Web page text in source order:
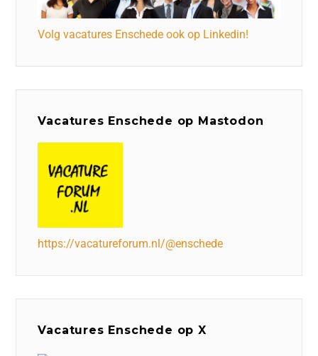
Volg vacatures Enschede ook op Linkedin!
Vacatures Enschede op Mastodon
https://vacatureforum.nl/@enschede
Vacatures Enschede op X